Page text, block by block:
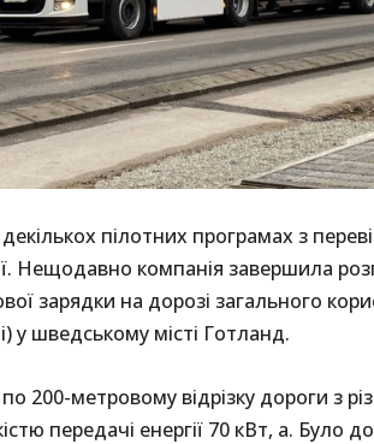
пілотних програмах з
Нещодавно компанія завершила
зарядки на дорозі загального
у шведському місті Готланд.
200-метровому відрізку дороги з
передачі енергії 70 кВт, а. Було